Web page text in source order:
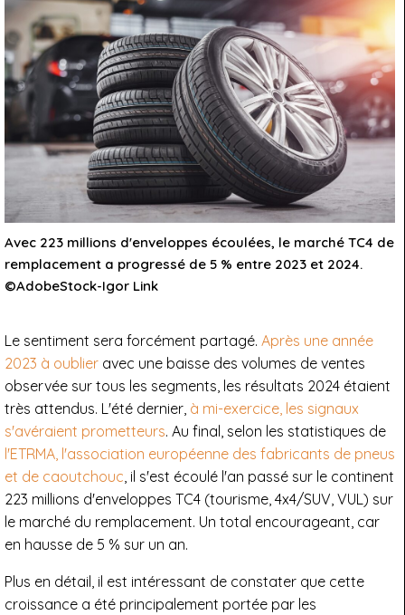
Avec 223 millions d'enveloppes écoulées, le marché TC4 de
remplacement a progressé de 5 % entre 2023 et 2024.
©AdobeStock-Igor Link
Le sentiment sera forcément partagé. Après une année
2023 à oublier avec une baisse des volumes de ventes
observée sur tous les segments, les résultats 2024 étaient
très attendus. L'été dernier, à mi-exercice, les signaux
s'avéraient prometteurs. Au final, selon les statistiques de
l'ETRMA, l'association européenne des fabricants de pneus
et de caoutchouc, il s'est écoulé l'an passé sur le continent
223 millions d'enveloppes TC4 (tourisme, 4x4/SUV, VUL) sur
le marché du remplacement. Un total encourageant, car
en hausse de 5 % sur un an.
Plus en détail, il est intéressant de constater que cette
croissance a été principalement portée par les